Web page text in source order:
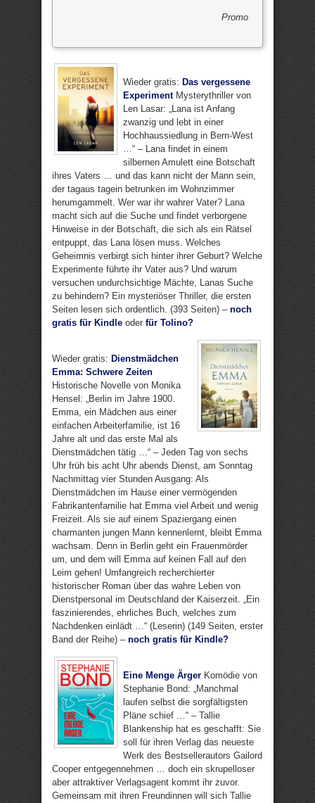
Promo
Wieder gratis: Das vergessene
ExperimentMysterythriller von
Len Lasar: „Lana ist Anfang
zwanzig und lebt in einer
Hochhaussiedlung in Bern-West
…“ – Lana findet in einem
silbernen Amulett eine Botschaft
ihres Vaters … und das kann nicht der Mann sein,
der tagaus tagein betrunken im Wohnzimmer
herumgammelt. Wer war ihr wahrer Vater? Lana
macht sich auf die Suche und findet verborgene
Hinweise in der Botschaft, die sich als ein Rätsel
entpuppt, das Lana lösen muss. Welches
Geheimnis verbirgt sich hinter ihrer Geburt? Welche
Experimente führte ihr Vater aus? Und warum
versuchen undurchsichtige Mächte, Lanas Suche
zu behindern? Ein mysteriöser Thriller, die ersten
Seiten lesen sich ordentlich. (393 Seiten) – noch
gratis für Kindle oder für Tolino?
Wieder gratis: Dienstmädchen
Emma: Schwere Zeiten
Historische Novelle von Monika
Hensel: „Berlin im Jahre 1900.
Emma, ein Mädchen aus einer
einfachen Arbeiterfamilie, ist 16
Jahre alt und das erste Mal als
Dienstmädchen tätig …“ – Jeden Tag von sechs
Uhr früh bis acht Uhr abends Dienst, am Sonntag
Nachmittag vier Stunden Ausgang: Als
Dienstmädchen im Hause einer vermögenden
Fabrikantenfamilie hat Emma viel Arbeit und wenig
Freizeit. Als sie auf einem Spaziergang einen
charmanten jungen Mann kennenlernt, bleibt Emma
wachsam. Denn in Berlin geht ein Frauenmörder
um, und dem will Emma auf keinen Fall auf den
Leim gehen! Umfangreich recherchierter
historischer Roman über das wahre Leben von
Dienstpersonal im Deutschland der Kaiserzeit. „Ein
faszinierendes, ehrliches Buch, welches zum
Nachdenken einlädt …“ (Leserin) (149 Seiten, erster
Band der Reihe) – noch gratis für Kindle?
Eine Menge Ärger Komödie von
Stephanie Bond: „Manchmal
laufen selbst die sorgfältigsten
Pläne schief …“ – Tallie
Blankenship hat es geschafft: Sie
soll für ihren Verlag das neueste
Werk des Bestsellerautors Gailord
Cooper entgegennehmen … doch ein skrupelloser
aber attraktiver Verlagsagent kommt ihr zuvor.
Gemeinsam mit ihren Freundinnen will sich Tallie